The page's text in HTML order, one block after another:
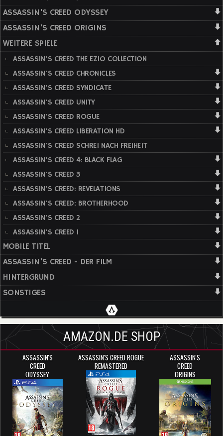
ASSASSIN'S CREED ODYSSEY
ASSASSIN'S CREED ORIGINS
WEITERE SPIELE
ASSASSIN'S CREED THE EZIO COLLECTION
ASSASSIN'S CREED CHRONICLES
ASSASSIN'S CREED SYNDICATE
ASSASSIN'S CREED UNITY
ASSASSIN'S CREED ROGUE
ASSASSIN'S CREED LIBERATION HD
ASSASSIN'S CREED SCHREI NACH FREIHEIT
ASSASSIN'S CREED 4: BLACK FLAG
ASSASSIN'S CREED 3
ASSASSIN'S CREED: REVELATIONS
ASSASSIN'S CREED: BROTHERHOOD
ASSASSIN'S CREED 2
ASSASSIN'S CREED 1
MOBILE TITEL
ASSASSIN'S CREED - DER FILM
HINTERGRUND
SONSTIGES
AMAZON.DE SHOP
ASSASSIN'S
CREED
ODYSSEY
ASSASSIN'S CREED ROGUE
REMASTERED
ASSASSIN'S
CREED
ORIGINS